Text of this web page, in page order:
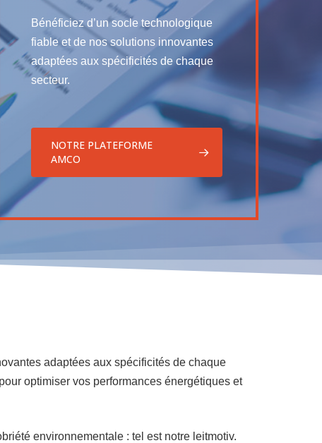
Bénéficiez d’un socle technologique
fiable et de nos solutions innovantes
adaptées aux spécificités de chaque
secteur.
NOTRE PLATEFORME
AMCO
adaptées aux spécificités de chaque
optimiser vos performances énergétiques et
environnementale : tel est notre leitmotiv.